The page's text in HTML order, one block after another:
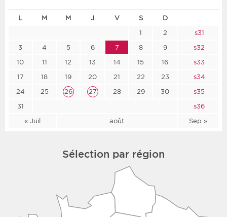
L M M J V S D
« Juil août Sep »
1 2
s31
3
4 5 6 7 8 9
s32
10
11 12 13 14 15 16
s33
17
18 19 20 21 22 23
s34
24
25 26 27 28 29 30
s35
31
s36
Sélection par région